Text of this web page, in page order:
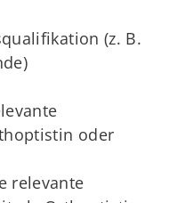
(z. B.
oder
relevante